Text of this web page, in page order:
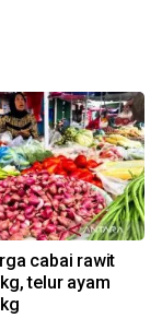
cabai rawit
telur ayam